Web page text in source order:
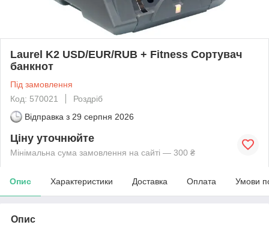
Laurel K2 USD/EUR/RUB + Fitness Сортувач
банкнот
Під замовлення
Код: 570021
Роздріб
Відправка з 29 серпня 2026
Ціну уточнюйте
Мінімальна сума замовлення на сайті — 300 ₴
Опис Характеристики Доставка Оплата Умови
Опис